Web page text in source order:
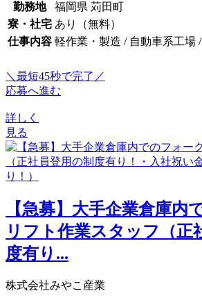
勤務地
福岡県 苅田町
寮・社宅 あり（無料）
仕事内容 軽作業・製造 / 自動車系工場 /
＼最短45秒で完了／
応募へ進む
詳しく
見る
【急募】大手企業倉庫内
リフト作業スタッフ（正
度有り...
株式会社みやこ産業